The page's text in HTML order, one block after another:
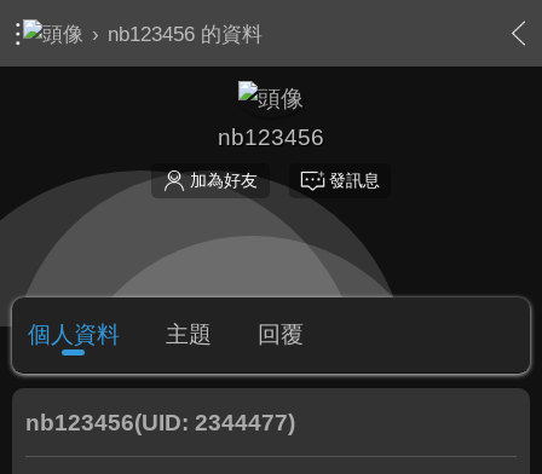
› nb123456 的資料
nb123456
加為好友 發訊息
個人資料 主題 回覆
nb123456(UID: 2344477)